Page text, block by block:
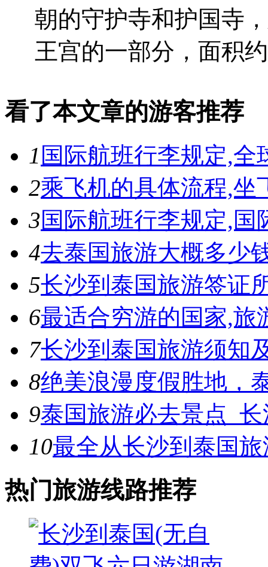
朝的守护寺和护国寺
王宫的一部分，面积
看了本文章的游客推荐
1 国际航班行李规定,全
2乘飞机的具体流程,坐
3国际航班行李规定,国
4去泰国旅游大概多少
5长沙到泰国旅游签证
6最适合穷游的国家,旅
7长沙到泰国旅游须知
8绝美浪漫度假胜地，
9泰国旅游必去景点_
10最全从长沙到泰国
热门旅游线路推荐